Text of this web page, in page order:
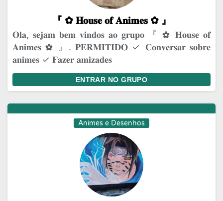
『 ✿⁠ 𝐇𝐨𝐮𝐬𝐞 𝐨𝐟 𝐀𝐧𝐢𝐦𝐞𝐬 ✿⁠ 』
𝐎𝐥𝐚, 𝐬𝐞𝐣𝐚𝐦 𝐛𝐞𝐦 𝐯𝐢𝐧𝐝𝐨𝐬 𝐚𝐨 𝐠𝐫𝐮𝐩𝐨 『 ✿⁠ 𝐇𝐨𝐮𝐬𝐞 𝐨𝐟
𝐀𝐧𝐢𝐦𝐞𝐬 ✿⁠ 』. 𝐏𝐄𝐑𝐌𝐈𝐓𝐈𝐃𝐎 ✓ 𝐂𝐨𝐧𝐯𝐞𝐫𝐬𝐚𝐫 𝐬𝐨𝐛𝐫𝐞
𝐚𝐧𝐢𝐦𝐞𝐬 ✓ 𝐅𝐚𝐳𝐞𝐫 𝐚𝐦𝐢𝐳𝐚𝐝𝐞𝐬
ENTRAR NO GRUPO
Animes e Desenhos